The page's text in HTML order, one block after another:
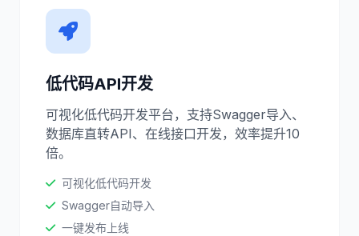
低代码API开发
可视化低代码开发平台，支持Swagger导入、
数据库直转API、在线接口开发，效率提升10
倍。
可视化低代码开发
Swagger自动导入
一键发布上线